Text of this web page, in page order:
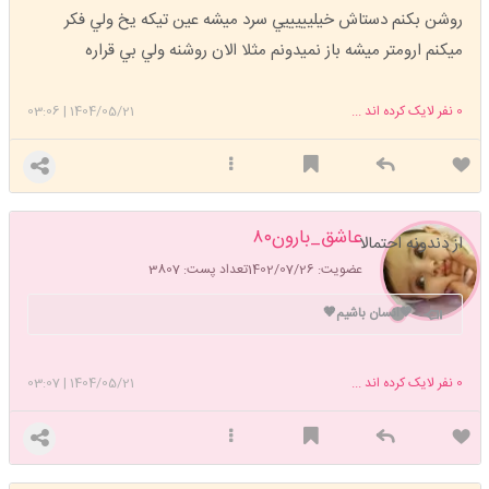
روشن بكنم دستاش خيليييييي سرد ميشه عين تيكه يخ ولي فكر
ميكنم ارومتر ميشه باز نميدونم مثلا الان روشنه ولي بي قراره
1404/05/21
|
03:06 0 نفر لایک کرده اند ...
عاشق_بارون۸۰
عضویت: 1402/07/26 تعداد پست: 3807
از دندونه احتمالا
🤎انسان باشیم🤎
1404/05/21
|
03:07 0 نفر لایک کرده اند ...